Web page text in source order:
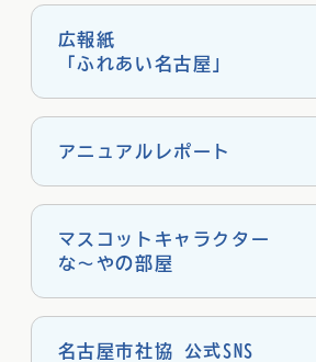
広報紙
「ふれあい名古屋」
アニュアルレポート
マスコットキャラクター
な～やの部屋
名古屋市社協 公式SNS